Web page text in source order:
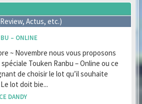
Actus, etc.)
– ONLINE
~ Novembre nous vous proposons
Touken Ranbu – Online ou ce
de choisir le lot qu’il souhaite
lot doit bie...
DANDY